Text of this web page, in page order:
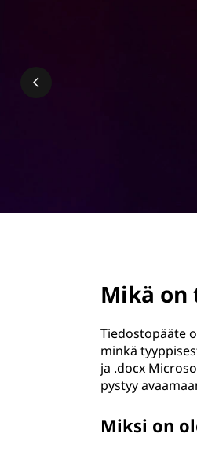
Mikä
Tiedostopääte
minkä
ja .docx
pystyy
Miksi on